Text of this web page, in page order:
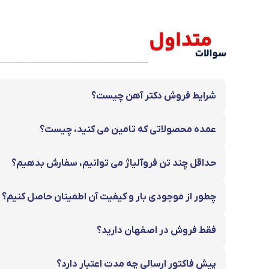
قیمت آهن کیلویی
است. در سایت دکتر آهن، قیمت محصولات فولادی
است از منوی اصلی سایت استفاده کنید یا با
شرایط فروش دکتر آهن چیست؟
عمده محصولاتی که تامین می کنید، چیست؟
حداقل چند تن فروآلیاژ می توانیم، سفارش بدهیم؟
چطور از موجودی بار و کیفیت آن اطمینان حاصل کنیم؟
فقط فروش در اصفهان دارید؟
پیش فاکتور ارسالی چه مدت اعتبار دارد؟